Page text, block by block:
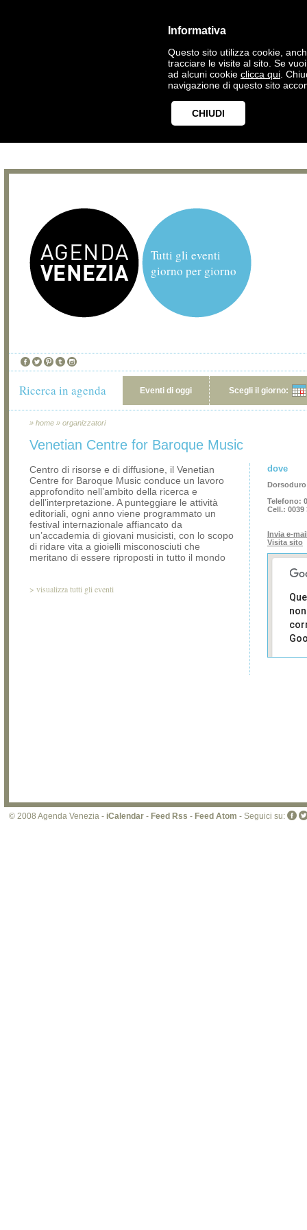
Informativa
Questo sito utilizza cookie,
tracciare le visite al sito. Se
ad alcuni cookie clicca qui .
navigazione di questo sito
CHIUDI
Tutti gli eventi
giorno per giorno
Ricerca in agenda Eventi di oggi Scegli il giorno:
» home » organizzatori
Venetian Centre for Baroque Music
Centro di risorse e di diffusione, il Venetian
Centre for Baroque Music conduce un lavoro
approfondito nell’ambito della ricerca e
dell’interpretazione. A punteggiare le attività
editoriali, ogni anno viene programmato un
festival internazionale affiancato da
un’accademia di giovani musicisti, con lo scopo
di ridare vita a gioielli misconosciuti che
meritano di essere riproposti in tutto il mondo
> visualizza tutti gli eventi
dove
Dorsoduro
Telefono:
Cell.: 0039
Invia e-
Visita sito
© 2008 Agenda Venezia - iCalendar - Feed Rss - Feed Atom - Seguici su: